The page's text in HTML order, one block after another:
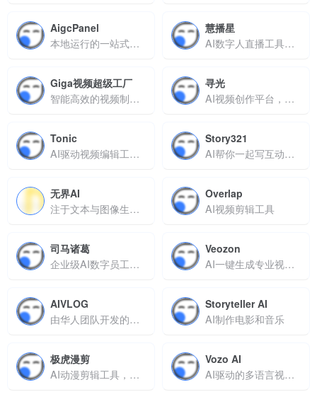
AigcPanel
本地运行的一站式AI数字人视频生成工具
慧播星
AI数字人直播工具，让直播更高效、成本更低
Giga视频超级工厂
智能高效的视频制作平台，批量生成多形式、多语言专业视频
寻光
AI视频创作平台，一站式完成剧本到成片，让专业级视频制作触手可及
Tonic
AI驱动视频编辑工具，基于iPhone平台
Story321
AI帮你一起写互动故事
无界AI
注于文本与图像生成绘画视频设计等领域
Overlap
AI视频剪辑工具
司马诸葛
企业级AI数字员工，提升效率十倍，精准解决文档处理与知识管理难题
Veozon
AI一键生成专业视频，轻松创作大片
AIVLOG
由华人团队开发的智能视频编辑平台
Storyteller AI
AI制作电影和音乐
极虎漫剪
AI动漫剪辑工具，支持智能分镜与实时渲染
Vozo AI
AI驱动的多语言视频编辑工具，支持重写、配音及唇同步